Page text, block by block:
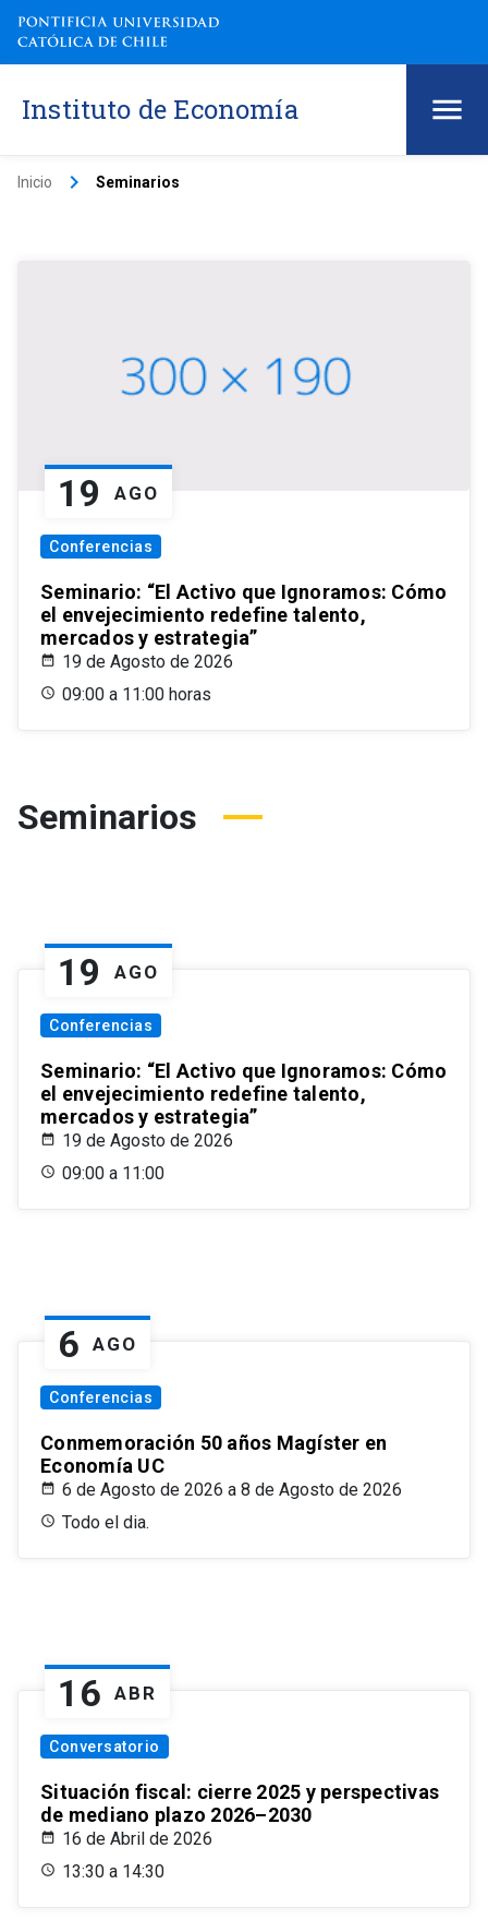
Instituto de Economía
Inicio keyboard_arrow_right Seminarios
19 AGO
Conferencias
Seminario: “El Activo que Ignoramos: Cómo
el envejecimiento redefine talento,
mercados y estrategia”
19 de Agosto de 2026
09:00 a 11:00 horas
Seminarios
19 AGO
Conferencias
Seminario: “El Activo que Ignoramos: Cómo
el envejecimiento redefine talento,
mercados y estrategia”
19 de Agosto de 2026
09:00 a 11:00
6 AGO
Conferencias
Conmemoración 50 años Magíster en
Economía UC
6 de Agosto de 2026 a 8 de Agosto de 2026
Todo el dia.
16 ABR
Conversatorio
Situación fiscal: cierre 2025 y perspectivas
de mediano plazo 2026–2030
16 de Abril de 2026
13:30 a 14:30